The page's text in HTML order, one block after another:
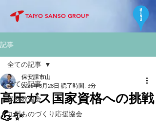
TAIYO SANSO GROUP
記事
全ての記事
保安教習会
九州ものづくり応援協会
全ての記事
高圧ガス国家資格への挑戦
💪✨
保安課市山
2025年8月28日 読了時間: 3分